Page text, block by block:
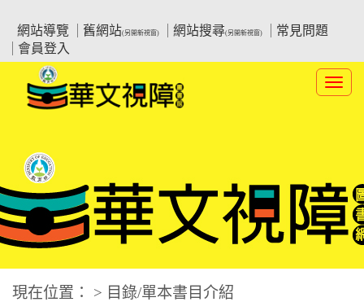
要
網站導覽
舊網站(另開新視窗) 網站搜尋(另開新視窗)
常見問題
會員登入
:::中央區塊
華文視障電子圖書網
現在位置： > 目錄/單本書目介紹